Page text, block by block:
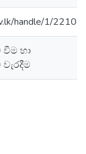
handle/1/22108
හා